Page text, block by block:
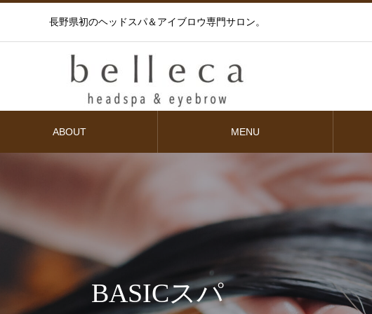
長野県初のヘッドスパ＆アイブロウ専門サロン。
ABOUT MENU
BASICスパ